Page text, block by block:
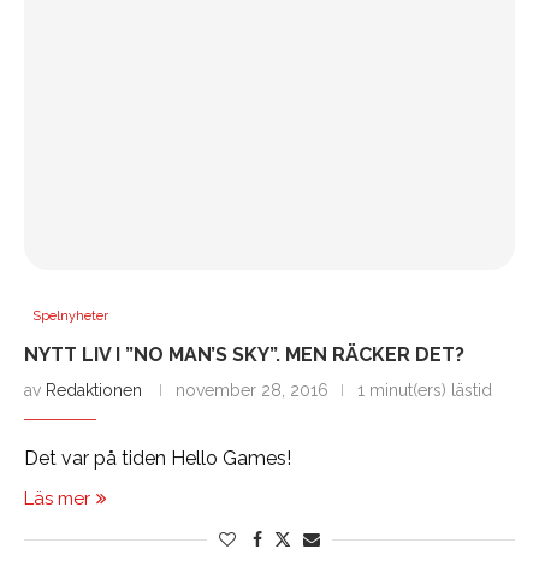
Spelnyheter
NYTT LIV I ”NO MAN’S SKY”. MEN RÄCKER DET?
av Redaktionen november 28, 2016 1 minut(ers) lästid
Det var på tiden Hello Games!
Läs mer